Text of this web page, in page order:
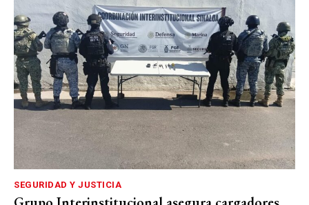
SEGURIDAD Y JUSTICIA